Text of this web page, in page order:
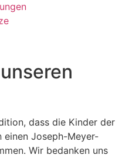
dass die Kinder der
einen Joseph-Meyer-
Wir bedanken uns